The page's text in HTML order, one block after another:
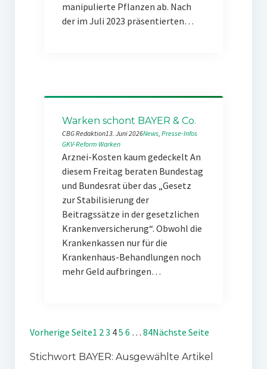
manipulierte Pflanzen ab. Nach
der im Juli 2023 präsentierten…
Warken schont BAYER & Co.
CBG Redaktion13. Juni 2026News, Presse-Infos
GKV-Reform Warken
Arznei-Kosten kaum gedeckelt An
diesem Freitag beraten Bundestag
und Bundesrat über das „Gesetz
zur Stabilisierung der
Beitragssätze in der gesetzlichen
Krankenversicherung“. Obwohl die
Krankenkassen nur für die
Krankenhaus-Behandlungen noch
mehr Geld aufbringen…
Vorherige Seite1 23 45 6 … 84Nächste Seite
Stichwort BAYER: Ausgewählte Artikel